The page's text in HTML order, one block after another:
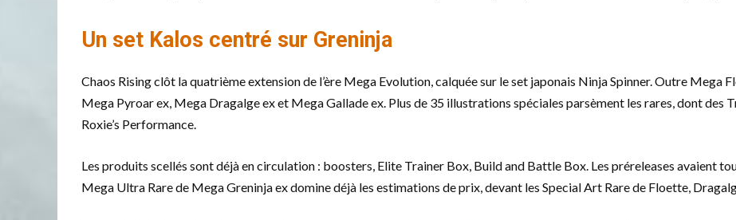
Un set Kalos centré sur Greninja
Chaos Rising clôt la quatrième extension de l’ère Mega Evolution, calquée sur le set japonais Ninja Spinner. Outre Mega
Mega Pyroar ex, Mega Dragalge ex et Mega Gallade ex. Plus de 35 illustrations spéciales parsèment les rares, dont des
Roxie’s Performance.
Les produits scellés sont déjà en circulation : boosters, Elite Trainer Box, Build and Battle Box. Les préreleases avaient
Mega Ultra Rare de Mega Greninja ex domine déjà les estimations de prix, devant les Special Art Rare de Floette,